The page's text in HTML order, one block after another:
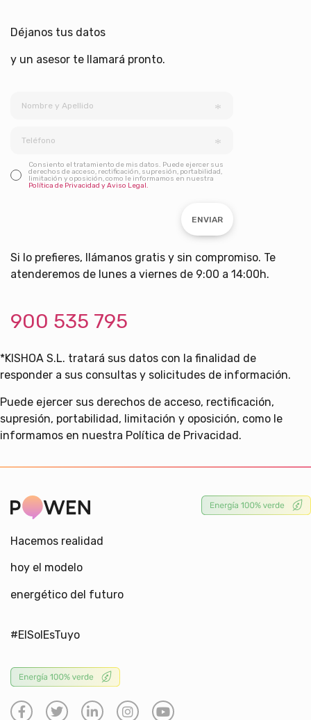
Déjanos tus datos
y un asesor te llamará pronto.
Consiento el tratamiento de mis datos. Puede ejercer sus
derechos de acceso, rectificación, supresión, portabilidad,
limitación y oposición, como le informamos en nuestra
Política de Privacidad y Aviso Legal.
ENVIAR
Si lo prefieres, llámanos gratis y sin compromiso. Te
atenderemos de lunes a viernes de 9:00 a 14:00h.
900 535 795
*KISHOA S.L. tratará sus datos con la finalidad de
responder a sus consultas y solicitudes de información.
Puede ejercer sus derechos de acceso, rectificación,
supresión, portabilidad, limitación y oposición, como le
informamos en nuestra Política de Privacidad.
Hacemos realidad
hoy el modelo
energético del futuro
#ElSolEsTuyo